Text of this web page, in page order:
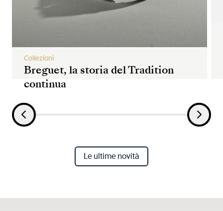
Breguet, la storia del Tradition
continua
Collezioni
Le ultime novità